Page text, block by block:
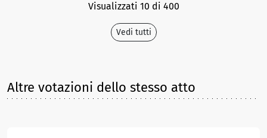
Visualizzati 10 di 400
Vedi tutti
Altre votazioni dello stesso atto